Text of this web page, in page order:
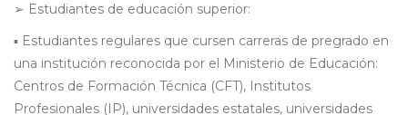
➢ Estudiantes de educación superior:
▪ Estudiantes regulares que cursen carreras de pregrado en
una institución reconocida por el Ministerio de Educación:
Centros de Formación Técnica (CFT), Institutos
Profesionales (IP), universidades estatales, universidades